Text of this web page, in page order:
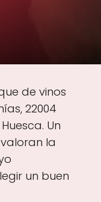
de vinos
22004
Un
la
un buen